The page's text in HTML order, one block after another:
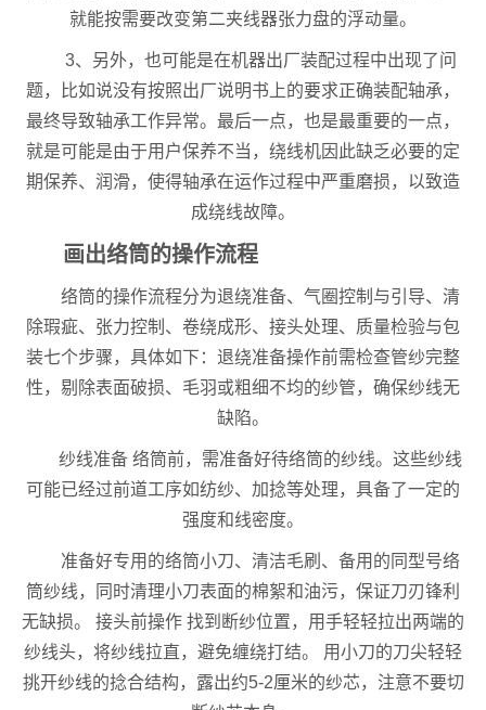
就能按需要改变第二夹线器张力盘的浮动量。
3、另外，也可能是在机器出厂装配过程中出现了问
题，比如说没有按照出厂说明书上的要求正确装配轴承，
最终导致轴承工作异常。最后一点，也是最重要的一点，
就是可能是由于用户保养不当，绕线机因此缺乏必要的定
期保养、润滑，使得轴承在运作过程中严重磨损，以致造
成绕线故障。
画出络筒的操作流程
络筒的操作流程分为退绕准备、气圈控制与引导、清
除瑕疵、张力控制、卷绕成形、接头处理、质量检验与包
装七个步骤，具体如下：退绕准备操作前需检查管纱完整
性，剔除表面破损、毛羽或粗细不均的纱管，确保纱线无
缺陷。
纱线准备 络筒前，需准备好待络筒的纱线。这些纱线
可能已经过前道工序如纺纱、加捻等处理，具备了一定的
强度和线密度。
准备好专用的络筒小刀、清洁毛刷、备用的同型号络
筒纱线，同时清理小刀表面的棉絮和油污，保证刀刃锋利
无缺损。 接头前操作 找到断纱位置，用手轻轻拉出两端的
纱线头，将纱线拉直，避免缠绕打结。 用小刀的刀尖轻轻
挑开纱线的捻合结构，露出约5-2厘米的纱芯，注意不要切